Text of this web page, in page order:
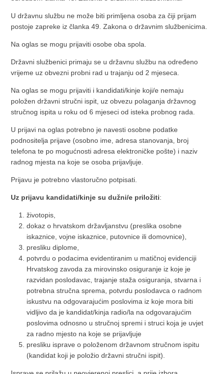
U državnu službu ne može biti primljena osoba za čiji prijam
postoje zapreke iz članka 49. Zakona o državnim službenicima.
Na oglas se mogu prijaviti osobe oba spola.
Državni službenici primaju se u državnu službu na određeno
vrijeme uz obvezni probni rad u trajanju od 2 mjeseca.
Na oglas se mogu prijaviti i kandidati/kinje koji/e nemaju
položen državni stručni ispit, uz obvezu polaganja državnog
stručnog ispita u roku od 6 mjeseci od isteka probnog rada.
U prijavi na oglas potrebno je navesti osobne podatke
podnositelja prijave (osobno ime, adresa stanovanja, broj
telefona te po mogućnosti adresa elektroničke pošte) i naziv
radnog mjesta na koje se osoba prijavljuje.
Prijavu je potrebno vlastoručno potpisati.
Uz prijavu kandidati/kinje su dužni/e priložiti:
životopis,
dokaz o hrvatskom državljanstvu (preslika osobne
iskaznice, vojne iskaznice, putovnice ili domovnice),
presliku diplome,
potvrdu o podacima evidentiranim u matičnoj evidenciji
Hrvatskog zavoda za mirovinsko osiguranje iz koje je
razvidan poslodavac, trajanje staža osiguranja, stvarna i
potrebna stručna sprema, potvrdu poslodavca o radnom
iskustvu na odgovarajućim poslovima iz koje mora biti
vidljivo da je kandidat/kinja radio/la na odgovarajućim
poslovima odnosno u stručnoj spremi i struci koja je uvjet
za radno mjesto na koje se prijavljuje
presliku isprave o položenom državnom stručnom ispitu
(kandidat koji je položio državni stručni ispit).